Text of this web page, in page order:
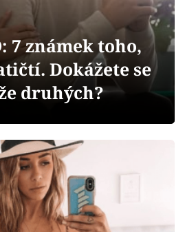
7 známek toho,
Dokážete se
druhých?